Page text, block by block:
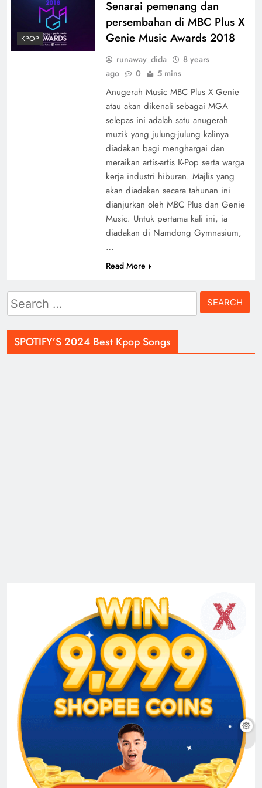
KPOP
Senarai pemenang dan
persembahan di MBC Plus X
Genie Music Awards 2018
runaway_dida
8 years
ago
0 5 mins
Anugerah Music MBC Plus X Genie
atau akan dikenali sebagai MGA
selepas ini adalah satu anugerah
muzik yang julung-julung kalinya
diadakan bagi menghargai dan
meraikan artis-artis K-Pop serta warga
kerja industri hiburan. Majlis yang
akan diadakan secara tahunan ini
dianjurkan oleh MBC Plus dan Genie
Music. Untuk pertama kali ini, ia
diadakan di Namdong Gymnasium,
…
Read More
Search
for:
SPOTIFY’S 2024 Best Kpop Songs